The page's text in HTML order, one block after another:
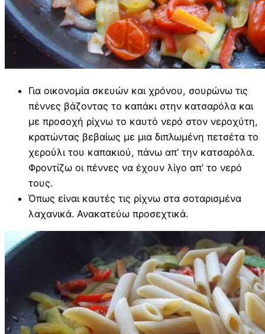
Για οικονομία σκευών και χρόνου, σουρώνω τις
πέννες βάζοντας το καπάκι στην κατσαρόλα και
με προσοχή ρίχνω το καυτό νερό στον νεροχύτη,
κρατώντας βεβαίως με μια διπλωμένη πετσέτα το
χερούλι του καπακιού, πάνω απ’ την κατσαρόλα.
Φροντίζω οι πέννες να έχουν λίγο απ’ το νερό
τους.
Όπως είναι καυτές τις ρίχνω στα σοταρισμένα
λαχανικά. Ανακατεύω προσεχτικά.